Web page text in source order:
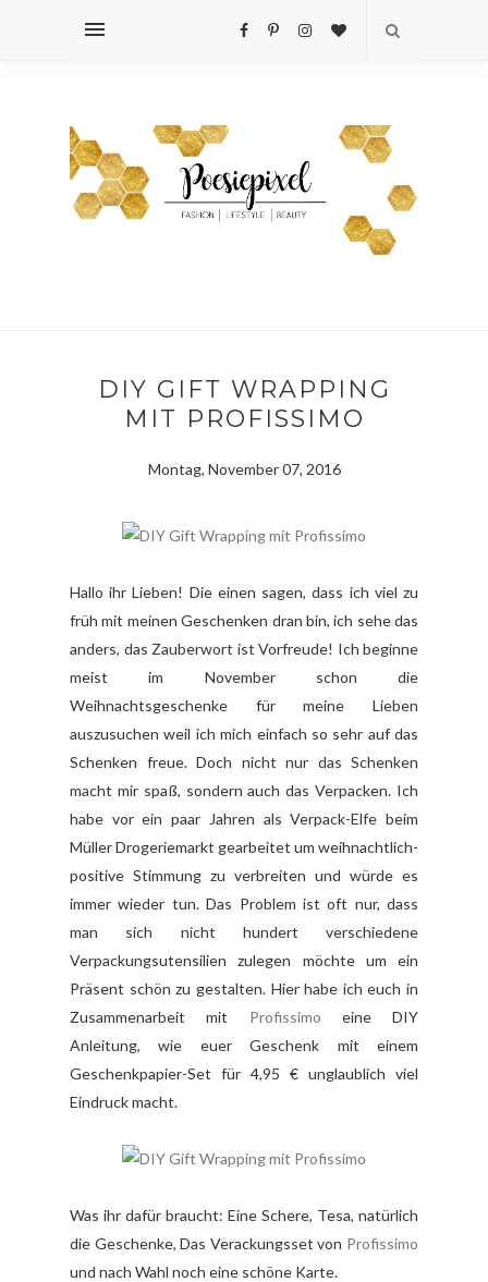
DIY GIFT WRAPPING
MIT PROFISSIMO
Montag, November 07, 2016
Hallo ihr Lieben! Die einen sagen, dass ich viel zu
früh mit meinen Geschenken dran bin, ich sehe das
anders, das Zauberwort ist Vorfreude! Ich beginne
meist im November schon die
Weihnachtsgeschenke für meine Lieben
auszusuchen weil ich mich einfach so sehr auf das
Schenken freue. Doch nicht nur das Schenken
macht mir spaß, sondern auch das Verpacken. Ich
habe vor ein paar Jahren als Verpack-Elfe beim
Müller Drogeriemarkt gearbeitet um weihnachtlich-
positive Stimmung zu verbreiten und würde es
immer wieder tun. Das Problem ist oft nur, dass
man sich nicht hundert verschiedene
Verpackungsutensilien zulegen möchte um ein
Präsent schön zu gestalten. Hier habe ich euch in
Zusammenarbeit mit Profissimo eine DIY
Anleitung, wie euer Geschenk mit einem
Geschenkpapier-Set für 4,95 € unglaublich viel
Eindruck macht.
Was ihr dafür braucht: Eine Schere, Tesa, natürlich
die Geschenke, Das Verackungsset von Profissimo
und nach Wahl noch eine schöne Karte.